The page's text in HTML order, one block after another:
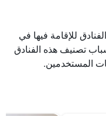
للإقامة فيها في
تصنيف هذه الفنادق
المستخدمين.